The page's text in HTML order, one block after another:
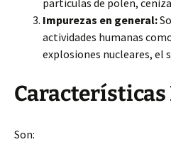
partículas de polen,
Impurezas en general:
actividades humanas
explosiones nucleares, el
Características
Son: